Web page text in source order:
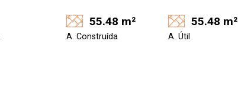
55.48 m²
A. Construída
55.48 m²
A. Útil